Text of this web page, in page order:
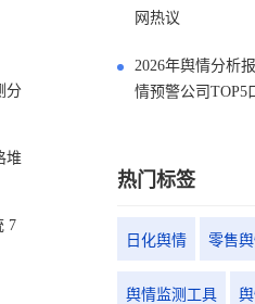
分
堆
7
网热议
2026年舆情分析
情预警公司TOP5
热门标签
日化舆情 零售
舆情监测工具